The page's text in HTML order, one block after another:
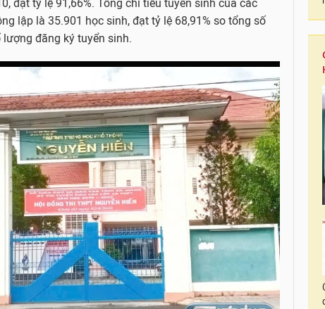
đạt tỷ lệ 91,66%. Tổng chỉ tiêu tuyển sinh của các
lập là 35.901 học sinh, đạt tỷ lệ 68,91% so tổng số
đăng ký tuyển sinh.